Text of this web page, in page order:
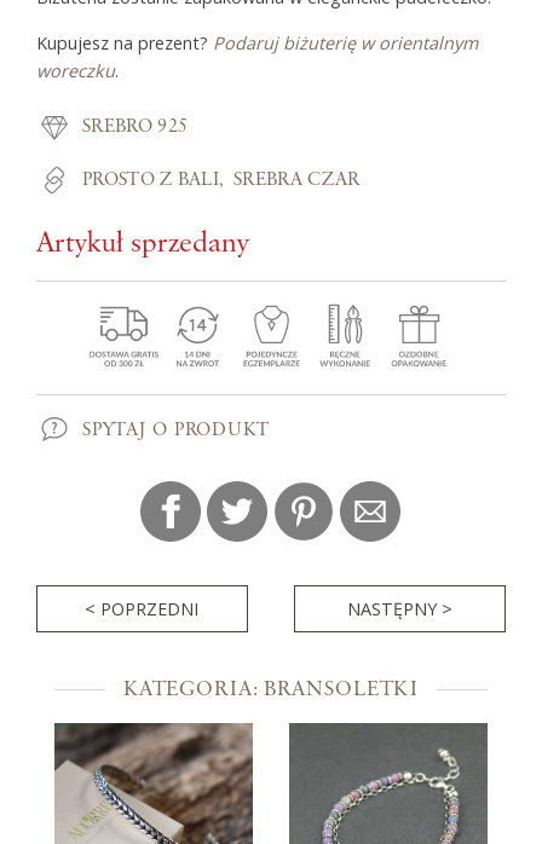
Kupujesz na prezent? Podaruj biżuterię w orientalnym
woreczku.
SREBRO 925
PROSTO Z BALI SREBRA CZAR
Artykuł sprzedany
SPYTAJ O PRODUKT
< POPRZEDNI NASTĘPNY >
KATEGORIA: BRANSOLETKI